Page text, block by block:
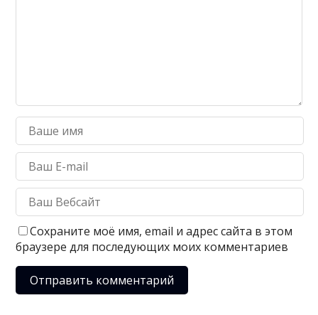
Сохраните моё имя, email и адрес сайта в этом
браузере для последующих моих комментариев